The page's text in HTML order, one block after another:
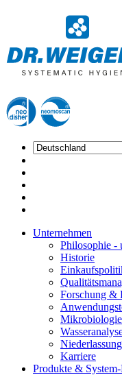
Unternehmen
Philosophie -
Historie
Forschung &
Mikrobiologie
Karriere
Produkte &